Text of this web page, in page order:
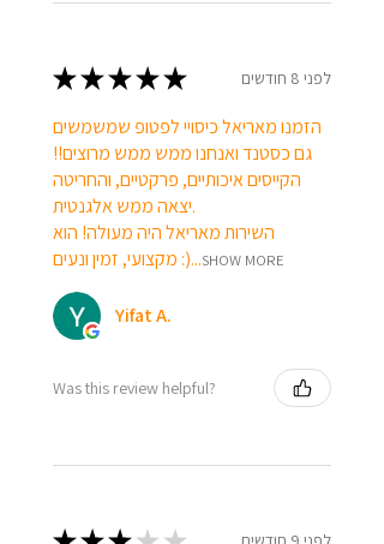
★★★★★ לפני 8 חודשים
הזמנו מאריאל כיסויי לפטופ שמשמשים
גם כסטנד ואנחנו ממש ממש מרוצים!!
הקייסים איכותיים, פרקטיים, והחריטה
יצאה ממש אלגנטית.
השירות מאריאל היה מעולה! הוא
מקצועי, זמין ונעים :)...SHOW MORE
Yifat A.
Was this review helpful?